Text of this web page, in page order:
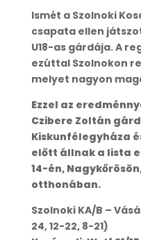
Ismét a Szolnoki
csapata ellen
U18-as gárdája. A
ezúttal Szolnokon
melyet nagyon
Ezzel az
Czibere Zoltán
Kiskunfélegyháza
előtt állnak a lista
14-én,
otthonában.
Szolnoki KA/B –
24, 12-22, 8-21)